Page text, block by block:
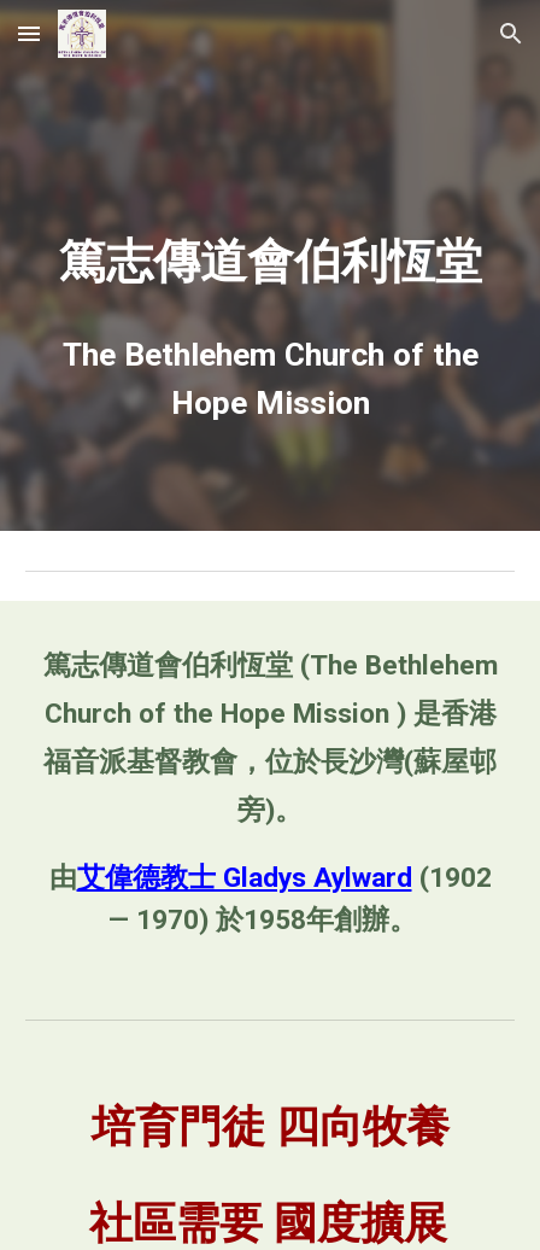
Skip to main content Skip to navigation
篤志傳道會伯利恆堂
The Bethlehem Church of the
Hope Mission
篤志傳道會伯利恆堂 (The Bethlehem
Church of the Hope Mission ) 是香港
福音派基督教會，位於長沙灣(蘇屋邨
旁)。
由艾偉德教士 Gladys Aylward (1902
— 1970) 於1958年創辦。
培育門徒 四向牧養
社區需要 國度擴展